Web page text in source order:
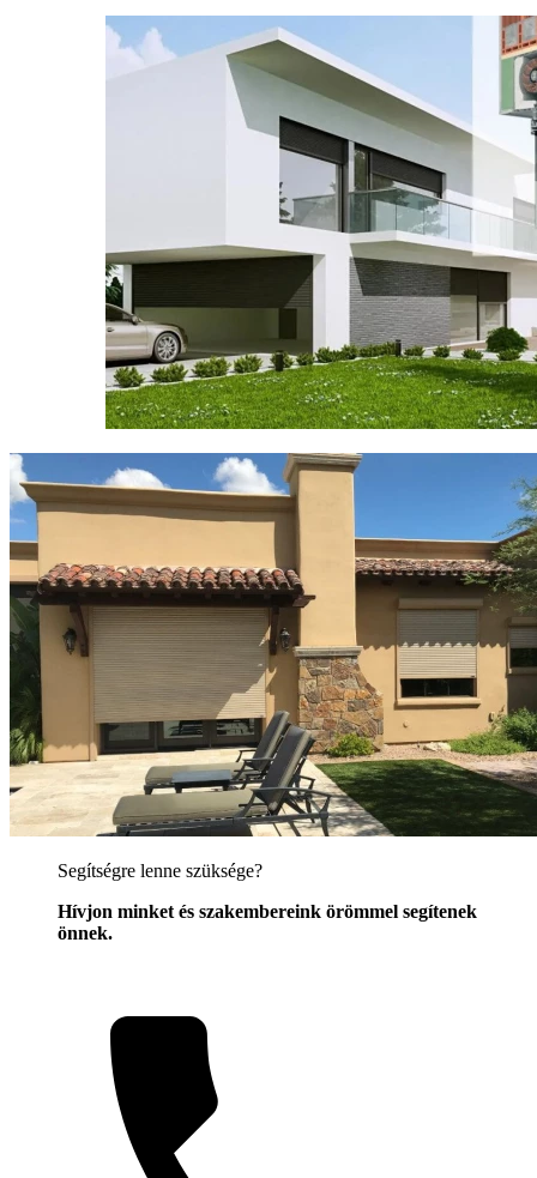
Segítségre lenne szüksége?
Hívjon minket és szakembereink örömmel segítenek
önnek.